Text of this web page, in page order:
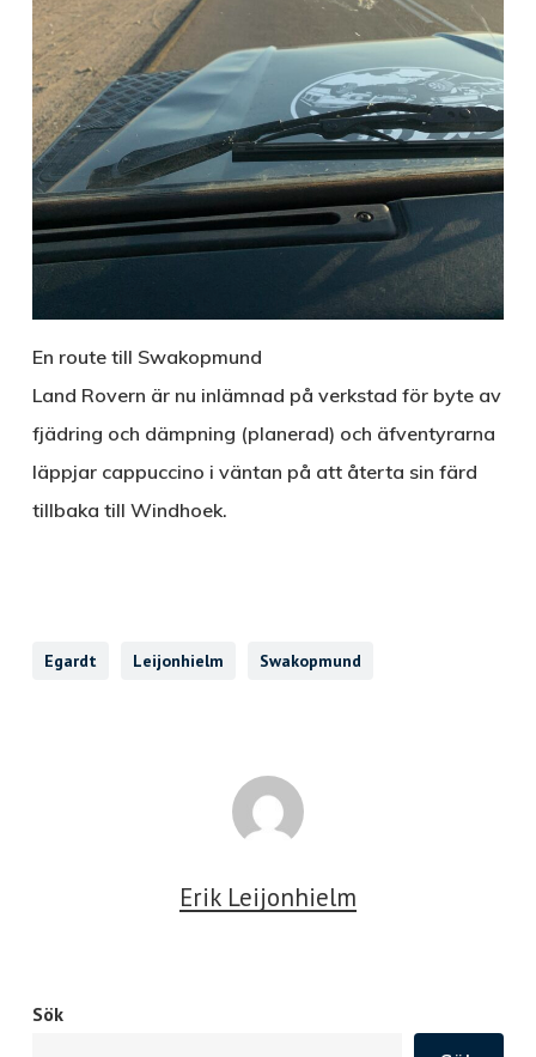
En route till Swakopmund
Land Rovern är nu inlämnad på verkstad för byte av
fjädring och dämpning (planerad) och äfventyrarna
läppjar cappuccino i väntan på att återta sin färd
tillbaka till Windhoek.
Egardt Leijonhielm Swakopmund
Erik Leijonhielm
Sök